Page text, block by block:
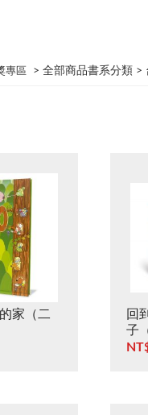
專區 > 全部商品書系分類 >
家（二
回
子